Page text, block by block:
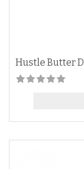
Hustle Butter